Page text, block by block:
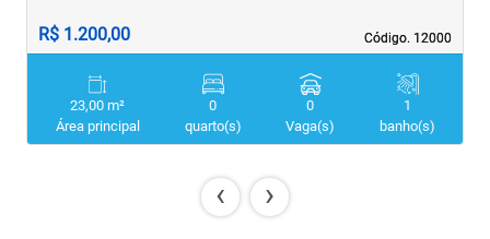
Código. 12000
Código. 12000
R$ 1.200,00
23,00 m²
Área principal
0
quarto(s)
0
Vaga(s)
1
banho(s)
‹ ›